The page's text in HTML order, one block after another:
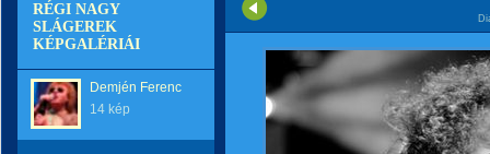
RÉGI NAGY
SLÁGEREK
KÉPGALÉRIÁI
Demjén Ferenc
14 kép